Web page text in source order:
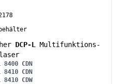
DCP-L
Multifunktions-
8400 CDN
8410 CDN
8410 CDW